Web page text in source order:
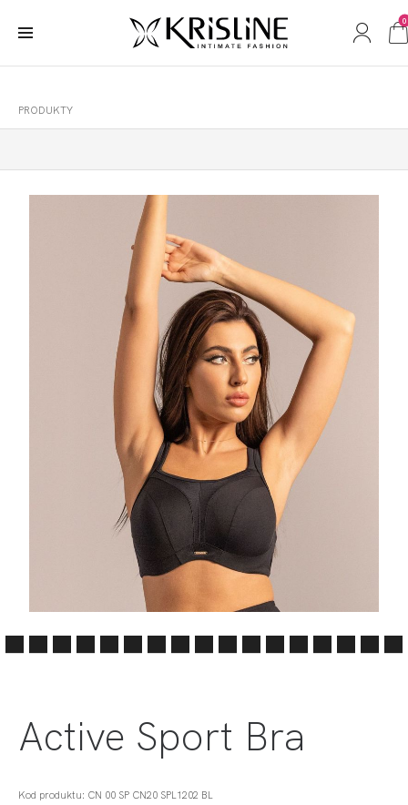
0
PRODUKTY
Active Sport Bra
Kod produktu: CN 00 SP CN20 SPL1202 BL